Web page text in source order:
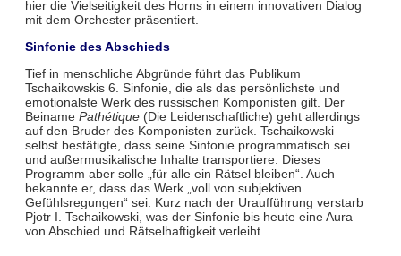
hier die Vielseitigkeit des Horns in einem innovativen Dialog
mit dem Orchester präsentiert.
Sinfonie des Abschieds
Tief in menschliche Abgründe führt das Publikum
Tschaikowskis 6. Sinfonie, die als das persönlichste und
emotionalste Werk des russischen Komponisten gilt. Der
Beiname Pathétique(Die Leidenschaftliche) geht allerdings
auf den Bruder des Komponisten zurück. Tschaikowski
selbst bestätigte, dass seine Sinfonie programmatisch sei
und außermusikalische Inhalte transportiere: Dieses
Programm aber solle „für alle ein Rätsel bleiben“. Auch
bekannte er, dass das Werk „voll von subjektiven
Gefühlsregungen“ sei. Kurz nach der Uraufführung verstarb
Pjotr I. Tschaikowski, was der Sinfonie bis heute eine Aura
von Abschied und Rätselhaftigkeit verleiht.